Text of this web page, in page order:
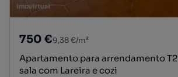
750 €9,38 €/m²
Apartamento para arrendamento T2 com varanda,
sala com Lareira e cozi